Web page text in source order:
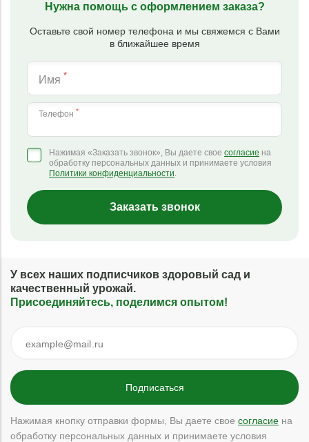
Нужна помощь с оформлением заказа?
Оставьте свой номер телефона и мы свяжемся с Вами
в ближайшее время
Имя *
Телефон *
Нажимая «Заказать звонок», Вы даете свое согласие на
обработку персональных данных и принимаете условия
Политики конфиденциальности.
Заказать звонок
У всех наших подписчиков здоровый сад и
качественный урожай.
Присоединяйтесь, поделимся опытом!
Нажимая кнопку отправки формы, Вы даете свое согласие на
обработку персональных данных и принимаете условия